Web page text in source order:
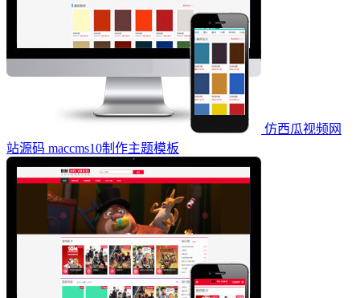
仿西瓜视频网
站源码 maccms10制作主题模板